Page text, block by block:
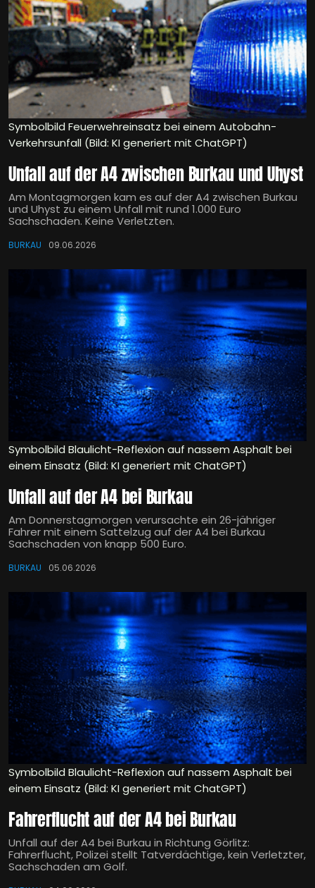
Symbolbild Feuerwehreinsatz bei einem Autobahn-
Verkehrsunfall (Bild: KI generiert mit ChatGPT)
Unfall auf der A4 zwischen Burkau und Uhyst
Am Montagmorgen kam es auf der A4 zwischen Burkau
und Uhyst zu einem Unfall mit rund 1.000 Euro
Sachschaden. Keine Verletzten.
BURKAU 09.06.2026
Symbolbild Blaulicht-Reflexion auf nassem Asphalt bei
einem Einsatz (Bild: KI generiert mit ChatGPT)
Unfall auf der A4 bei Burkau
Am Donnerstagmorgen verursachte ein 26-jähriger
Fahrer mit einem Sattelzug auf der A4 bei Burkau
Sachschaden von knapp 500 Euro.
BURKAU 05.06.2026
Symbolbild Blaulicht-Reflexion auf nassem Asphalt bei
einem Einsatz (Bild: KI generiert mit ChatGPT)
Fahrerflucht auf der A4 bei Burkau
Unfall auf der A4 bei Burkau in Richtung Görlitz:
Fahrerflucht, Polizei stellt Tatverdächtige, kein Verletzter,
Sachschaden am Golf.